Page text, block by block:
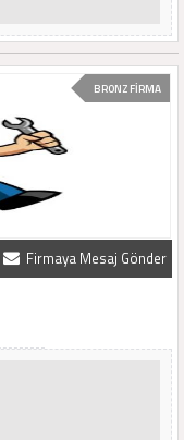
BRONZ FİRMA
Firmaya Mesaj Gönder